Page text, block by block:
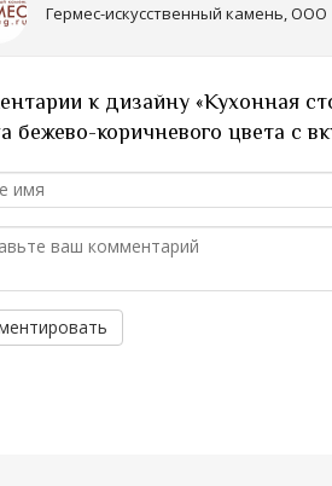
Гермес-искусственный камень, ООО
к дизайну «Кухонная
бежево-коричневого цвета с